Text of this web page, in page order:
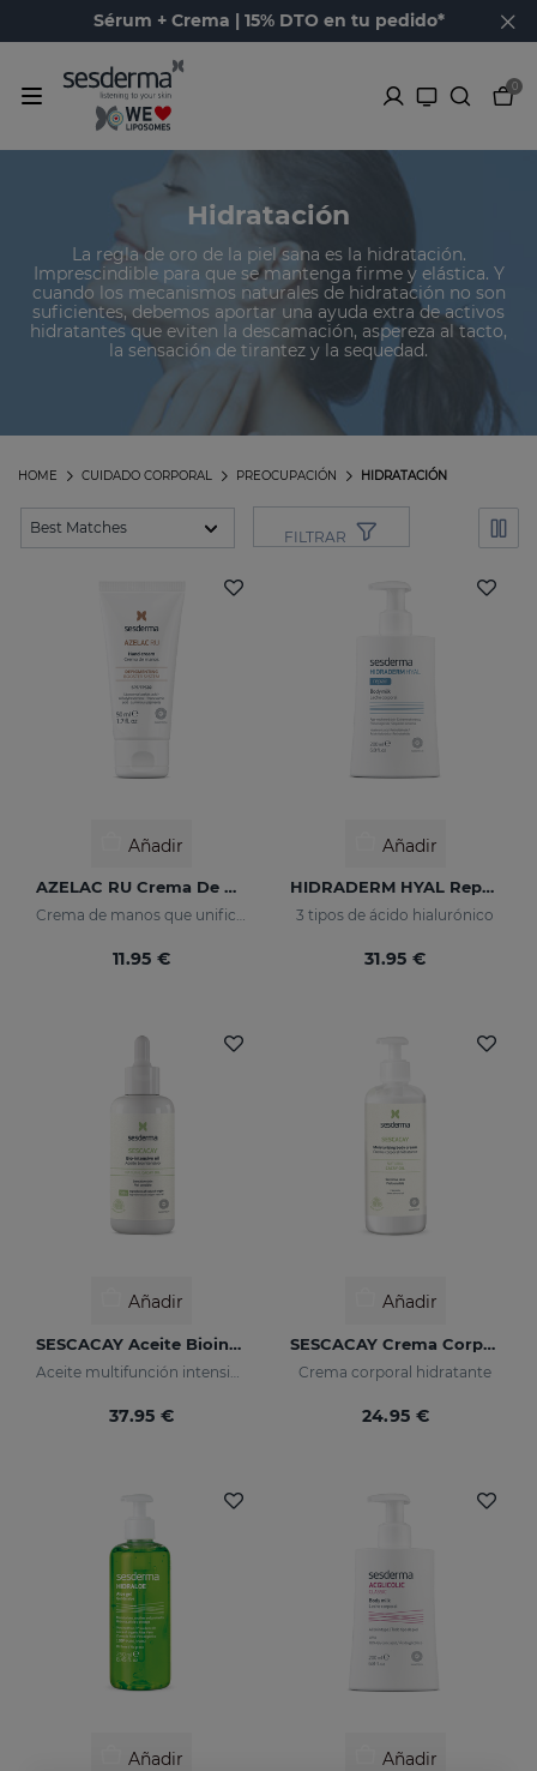
Sérum + Crema | 15% DTO en tu pedido*
0
Hidratación
La regla de oro de la piel sana es la hidratación.
Imprescindible para que se mantenga firme y elástica. Y
cuando los mecanismos naturales de hidratación no son
suficientes, debemos aportar una ayuda extra de activos
hidratantes que eviten la descamación, aspereza al tacto,
la sensación de tirantez y la sequedad.
HIDRATACIÓN
PREOCUPACIÓN
CUIDADO CORPORAL
HOME
FILTRAR
Añadir
AZELAC RU Crema De Manos
Crema de manos que unifica el tono de la piel
11.95 €
Añadir
HIDRADERM HYAL Repair Leche Corporal
3 tipos de ácido hialurónico
31.95 €
Añadir
SESCACAY Aceite Biointensivo
37.95 €
Añadir
SESCACAY Crema Corporal Hidratante
Crema corporal hidratante
24.95 €
Añadir Añadir